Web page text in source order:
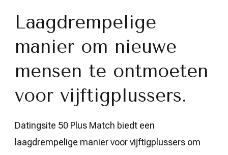
Laagdrempelige
manier om nieuwe
mensen te ontmoeten
voor vijftigplussers.
Datingsite 50 Plus Match biedt een
laagdrempelige manier voor vijftigplussers om